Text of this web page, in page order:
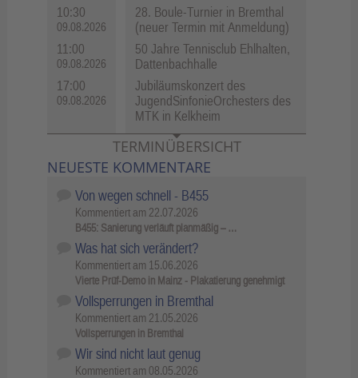
10:30
09.08.2026
28. Boule-Turnier in Bremthal
(neuer Termin mit Anmeldung)
11:00
09.08.2026
50 Jahre Tennisclub Ehlhalten,
Dattenbachhalle
17:00
09.08.2026
Jubiläumskonzert des
JugendSinfonieOrchesters des
MTK in Kelkheim
TERMINÜBERSICHT
NEUESTE KOMMENTARE
Von wegen schnell - B455
Kommentiert am 22.07.2026
B455: Sanierung verläuft planmäßig – …
Was hat sich verändert?
Kommentiert am 15.06.2026
Vierte Prüf-Demo in Mainz - Plakatierung genehmigt
Vollsperrungen in Bremthal
Kommentiert am 21.05.2026
Vollsperrungen in Bremthal
Wir sind nicht laut genug
Kommentiert am 08.05.2026